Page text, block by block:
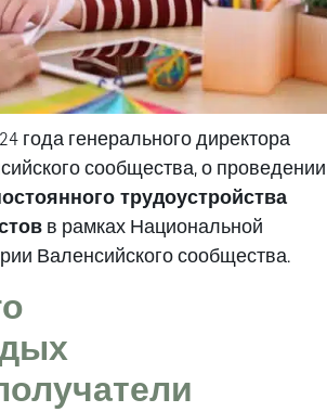
года генерального директора
сообщества, о проведении
трудоустройства
в рамках Национальной
Валенсийского сообщества.